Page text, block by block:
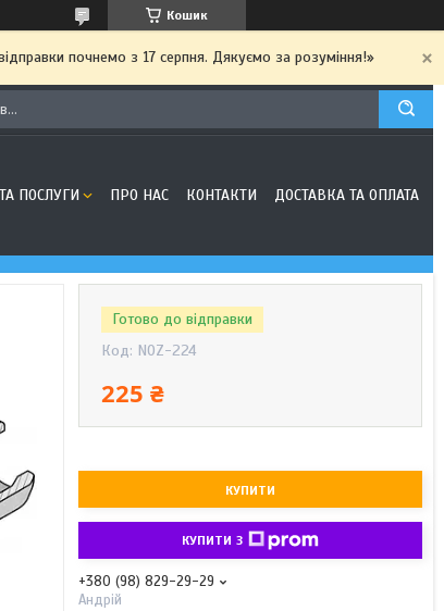
Кошик
почнемо з 17 серпня. Дякуємо за розуміння!»
ПОСЛУГИ ПРО НАС КОНТАКТИ ДОСТАВКА ТА ОПЛАТА
Готово до відправки
Код: NOZ-224
225 ₴
КУПИТИ
КУПИТИ З
+380 (98) 829-29-29
Андрій